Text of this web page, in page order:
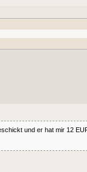
und er hat mir 12